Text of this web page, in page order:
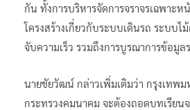
กัน ทั้งการบริหารจัดการจราจรเฉพาะ
โครงสร้างเกี่ยวกับระบบเดินรถ ระบบไ
จับความเร็ว รวมถึงการบูรณาการข้อมูล
นายชัยวัฒน์ กล่าวเพิ่มเติมว่า กรุงเทพม
กระทรวงคมนาคม จะต้องถอดบทเรียน